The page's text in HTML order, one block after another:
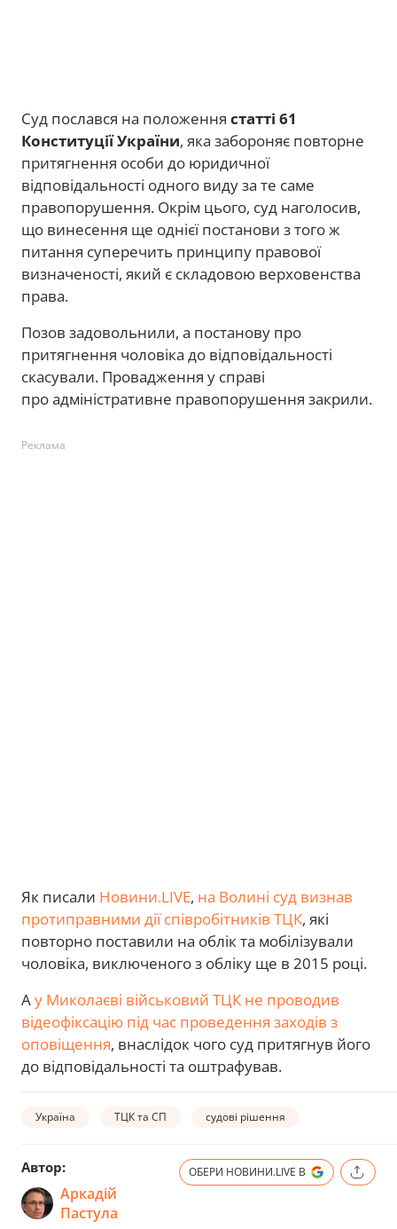
Суд послався на положення статті 61
Конституції України, яка забороняє повторне
притягнення особи до юридичної
відповідальності одного виду за те саме
правопорушення. Окрім цього, суд наголосив,
що винесення ще однієї постанови з того ж
питання суперечить принципу правової
визначеності, який є складовою верховенства
права.
Позов задовольнили, а постанову про
притягнення чоловіка до відповідальності
скасували. Провадження у справі
про адміністративне правопорушення закрили.
Реклама
Як писали Новини.LIVE, на Волині суд визнав
протиправними дії співробітників ТЦК, які
повторно поставили на облік та мобілізували
чоловіка, виключеного з обліку ще в 2015 році.
Ау Миколаєві військовий ТЦК не проводив
відеофіксацію під час проведення заходів з
оповіщення, внаслідок чого суд притягнув його
до відповідальності та оштрафував.
Україна ТЦК та СП судові рішення
Автор:
Аркадій
Пастула
ОБЕРИ НОВИНИ.LIVE В